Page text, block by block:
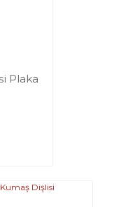
Plaka